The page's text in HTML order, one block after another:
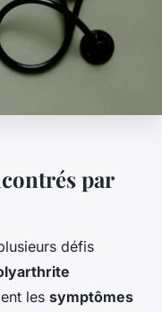
par
défis
les symptômes